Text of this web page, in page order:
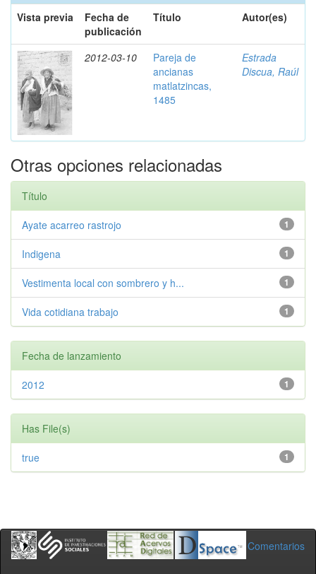
Vista previa
Fecha de
publicación
Título Autor(es)
2012-03-10
Pareja de
ancianas
matlatzincas,
1485
Estrada
Discua, Raúl
Otras opciones relacionadas
Título
1
Ayate acarreo rastrojo
1
Indigena
1
Vestimenta local con sombrero y h...
1
Vida cotidiana trabajo
Fecha de lanzamiento
1
2012
Has File(s)
1
true
Comentarios